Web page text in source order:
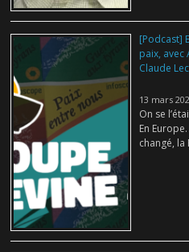
[Podcast]
paix, avec
Claude
13 mars
On se
En
changé, la